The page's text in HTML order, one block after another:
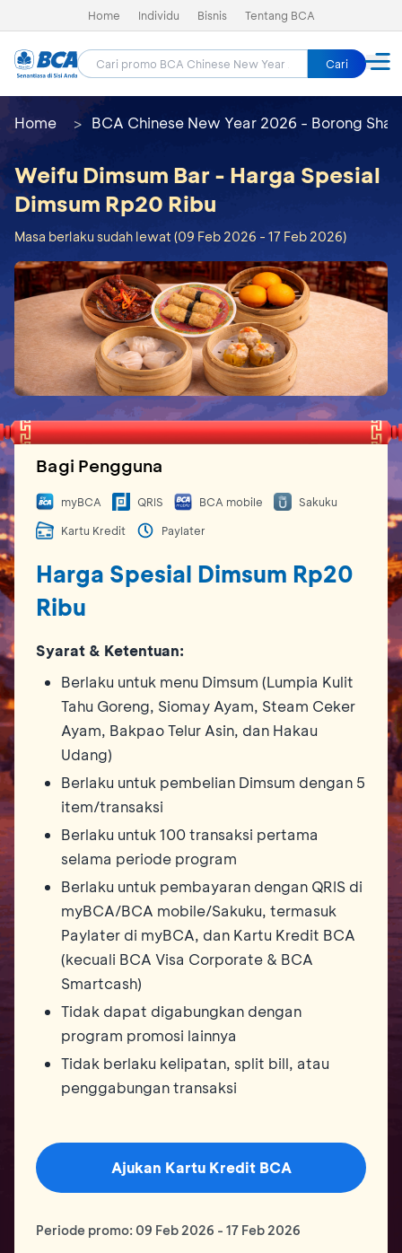
Home Individu Bisnis Tentang BCA
Cari
Home BCA Chinese New Year 2026 - Borong Shay
Weifu Dimsum Bar - Harga Spesial
Dimsum Rp20 Ribu
Masa berlaku sudah lewat (09 Feb 2026 - 17 Feb 2026)
Bagi Pengguna
myBCA QRIS BCA mobile
Sakuku
Kartu Kredit
Paylater
Harga Spesial Dimsum Rp20
Ribu
Syarat & Ketentuan:
Berlaku untuk menu Dimsum (Lumpia Kulit
Tahu Goreng, Siomay Ayam, Steam Ceker
Ayam, Bakpao Telur Asin, dan Hakau
Udang)
Berlaku untuk pembelian Dimsum dengan 5
item/transaksi
Berlaku untuk 100 transaksi pertama
selama periode program
Berlaku untuk pembayaran dengan QRIS di
myBCA/BCA mobile/Sakuku, termasuk
Paylater di myBCA, dan Kartu Kredit BCA
(kecuali BCA Visa Corporate & BCA
Smartcash)
Tidak dapat digabungkan dengan
program promosi lainnya
Tidak berlaku kelipatan, split bill, atau
penggabungan transaksi
Ajukan Kartu Kredit BCA
Periode promo: 09 Feb 2026 - 17 Feb 2026